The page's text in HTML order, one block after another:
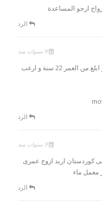
الرد
9 سنوات منذ
أنا بلال محمد من تونس و ابلغ من العمر 22 سنة و ارغب
الرد
9 سنوات منذ
اريد ازوج عمرى
الرد